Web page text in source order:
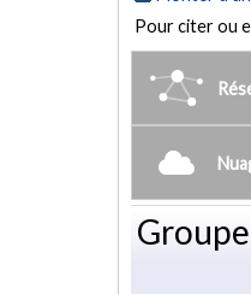
Pour citer ou